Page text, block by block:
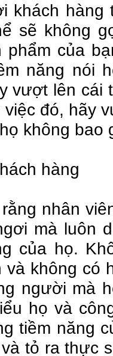
khách hàng
sẽ không
phẩm của
năng nói
vượt lên cái
đó, hãy
không bao
hàng
nhân
mà luôn
của họ.
và không có
người mà
họ và
tiềm năng
tỏ ra thực